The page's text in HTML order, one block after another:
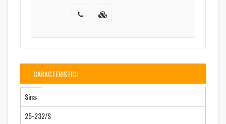
CARACTERISTICI
Sina:
25-232/S